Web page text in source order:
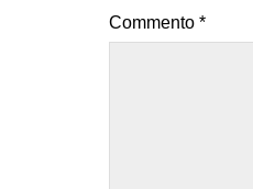
Commento *